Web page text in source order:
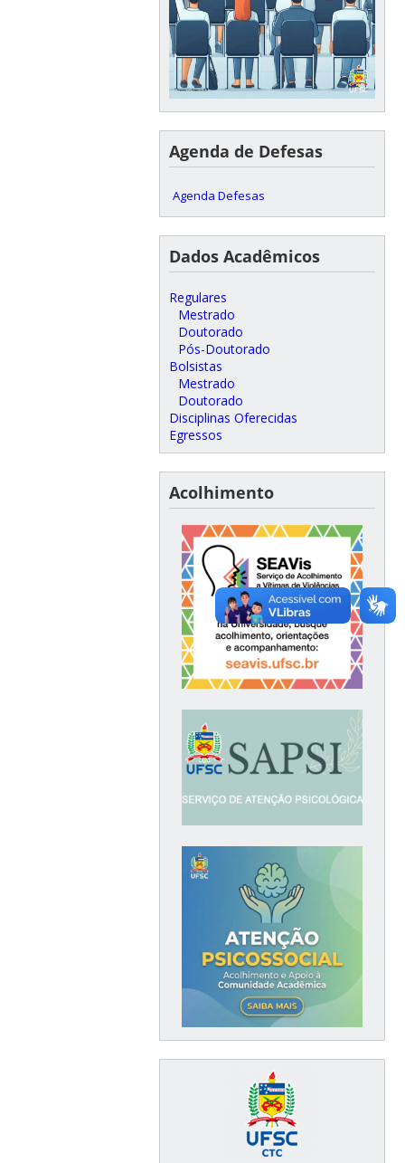
Agenda de Defesas
Agenda Defesas
Dados Acadêmicos
Regulares
Mestrado
Doutorado
Pós-Doutorado
Bolsistas
Mestrado
Doutorado
Disciplinas Oferecidas
Egressos
Acolhimento